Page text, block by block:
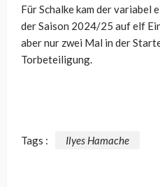
Für Schalke kam der variabel
der Saison 2024/25 auf elf
aber nur zwei Mal in der
Torbeteiligung.
Tags : Ilyes Hamache